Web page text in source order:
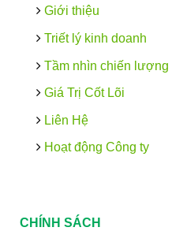
Giới thiệu
Triết lý kinh doanh
Tầm nhìn chiến lượng
Giá Trị Cốt Lõi
Liên Hệ
Hoạt động Công ty
CHÍNH SÁCH